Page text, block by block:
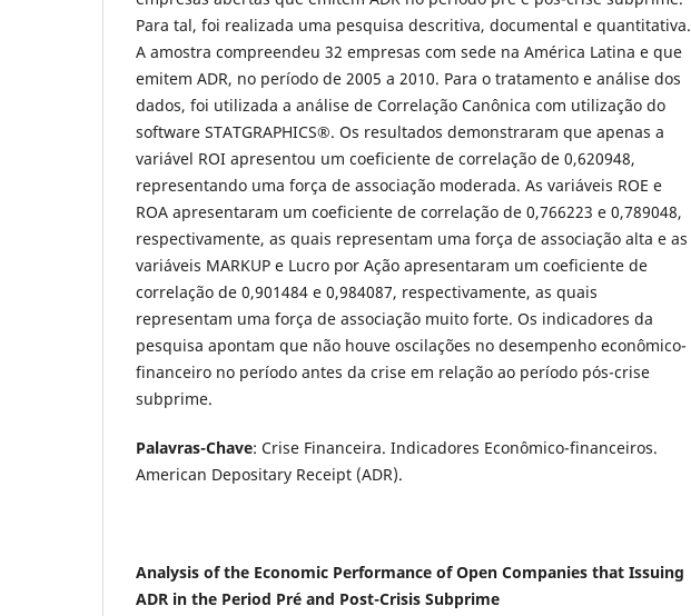
Para tal, foi realizada uma pesquisa descritiva, documental e quantitativa.
A amostra compreendeu 32 empresas com sede na América Latina e que
emitem ADR, no período de 2005 a 2010. Para o tratamento e análise dos
dados, foi utilizada a análise de Correlação Canônica com utilização do
software STATGRAPHICS®. Os resultados demonstraram que apenas a
variável ROI apresentou um coeficiente de correlação de 0,620948,
representando uma força de associação moderada. As variáveis ROE e
ROA apresentaram um coeficiente de correlação de 0,766223 e 0,789048,
respectivamente, as quais representam uma força de associação alta e as
variáveis MARKUP e Lucro por Ação apresentaram um coeficiente de
correlação de 0,901484 e 0,984087, respectivamente, as quais
representam uma força de associação muito forte. Os indicadores da
pesquisa apontam que não houve oscilações no desempenho econômico-
financeiro no período antes da crise em relação ao período pós-crise
subprime.
Palavras-Chave: Crise Financeira. Indicadores Econômico-financeiros.
American Depositary Receipt (ADR).
Analysis of the Economic Performance of Open Companies that Issuing
ADR in the Period Pré and Post-Crisis Subprime